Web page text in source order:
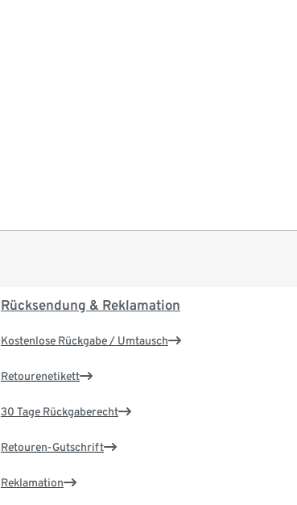
Rücksendung & Reklamation
Kostenlose Rückgabe / Umtausch
Retourenetikett
30 Tage Rückgaberecht
Retouren-Gutschrift
Reklamation